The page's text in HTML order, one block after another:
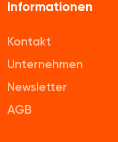
Informationen
Kontakt
Unternehmen
Newsletter
AGB